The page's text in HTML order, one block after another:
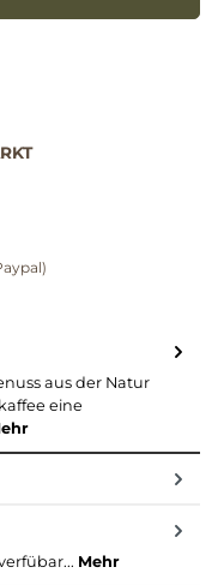
aus der Natur
eine
Mehr